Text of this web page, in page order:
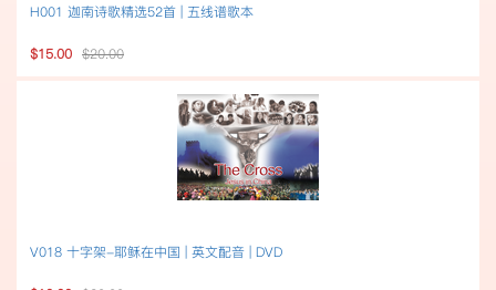
H001 迦南诗歌精选52首 | 五线谱歌本
$15.00 $20.00
V018 十字架-耶稣在中国 | 英文配音 | DVD